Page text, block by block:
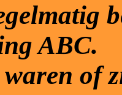
ABC.
waren of